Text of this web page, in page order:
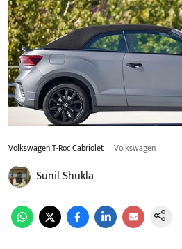
Volkswagen T-Roc Cabriolet Volkswagen
Sunil Shukla